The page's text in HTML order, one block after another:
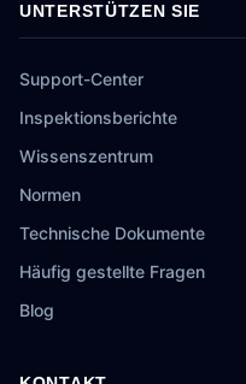
UNTERSTÜTZEN SIE
Support-Center
Inspektionsberichte
Wissenszentrum
Normen
Technische Dokumente
Häufig gestellte Fragen
Blog